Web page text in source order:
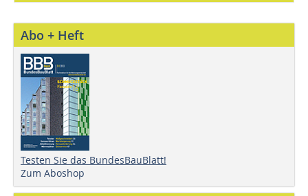
Abo + Heft
Testen Sie das BundesBauBlatt!
Zum Aboshop